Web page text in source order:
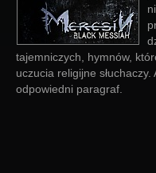
tajemniczych, hymnów,
uczucia religijne
odpowiedni paragraf.